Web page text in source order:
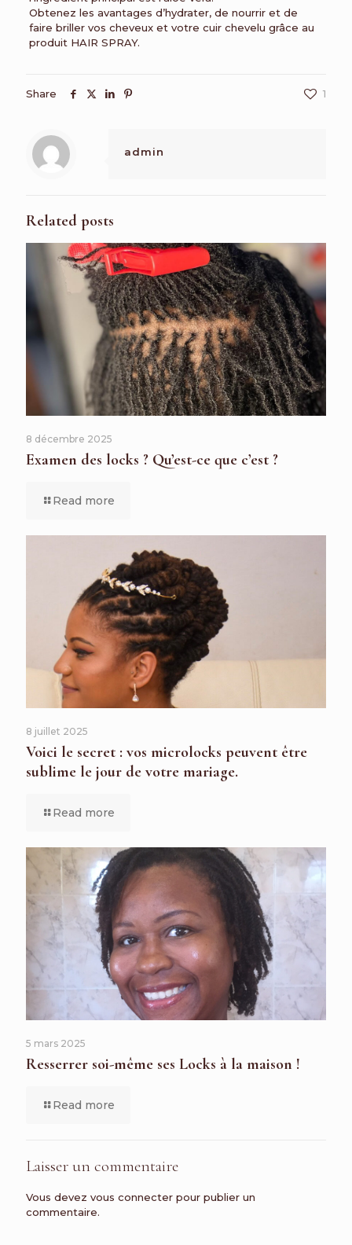
Obtenez les avantages d’hydrater, de nourrir et de
faire briller vos cheveux et votre cuir chevelu grâce au
produit HAIR SPRAY.
Share 1
admin
Related posts
8 décembre 2025
Examen des locks ? Qu’est-ce que c’est ?
Read more
8 juillet 2025
Voici le secret : vos microlocks peuvent être
sublime le jour de votre mariage.
Read more
5 mars 2025
Resserrer soi-même ses Locks à la maison !
Read more
Laisser un commentaire
Vous devez vous connecter pour publier un
commentaire.